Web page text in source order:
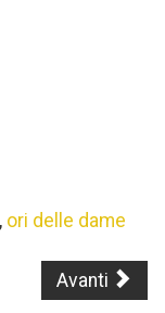
, ori delle dame
Avanti